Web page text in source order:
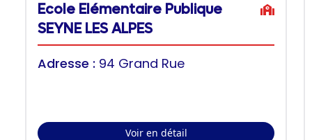
Ecole Elémentaire Publique
SEYNE LES ALPES
Adresse : 94 Grand Rue
Voir en détail